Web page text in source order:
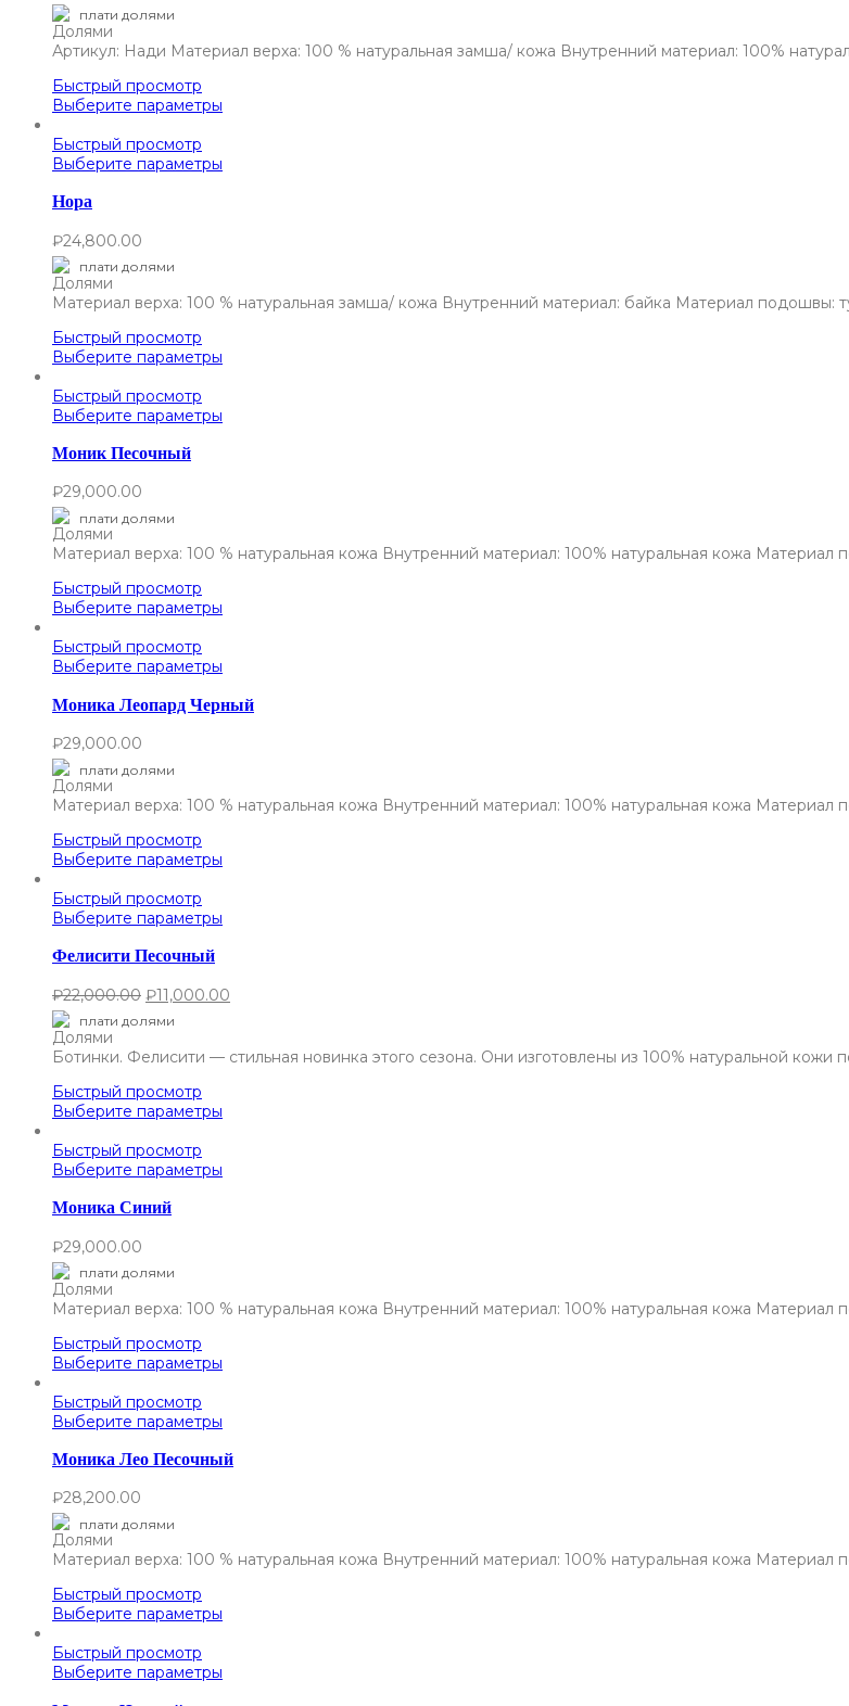
плати долями
Артикул: Нади Материал верха: 100 % натуральная замша/ кожа Внутренний материал: 100%
Быстрый просмотр
Выберите параметры
Быстрый просмотр
Выберите параметры
Нора
₽24,800.00
плати долями
Материал верха: 100 % натуральная замша/ кожа Внутренний материал: байка Материал подошвы:
Быстрый просмотр
Выберите параметры
Быстрый просмотр
Выберите параметры
Моник Песочный
₽29,000.00
плати долями
Материал верха: 100 % натуральная кожа Внутренний материал: 100% натуральная кожа
Быстрый просмотр
Выберите параметры
Быстрый просмотр
Выберите параметры
Моника Леопард Черный
₽29,000.00
плати долями
Материал верха: 100 % натуральная кожа Внутренний материал: 100% натуральная кожа
Быстрый просмотр
Выберите параметры
Быстрый просмотр
Выберите параметры
Фелисити Песочный
₽22,000.00 ₽11,000.00
плати долями
Ботинки. Фелисити — стильная новинка этого сезона. Они изготовлены из 100% натуральной кожи
Быстрый просмотр
Выберите параметры
Быстрый просмотр
Выберите параметры
Моника Синий
₽29,000.00
плати долями
Материал верха: 100 % натуральная кожа Внутренний материал: 100% натуральная кожа
Быстрый просмотр
Выберите параметры
Быстрый просмотр
Выберите параметры
Моника Лео Песочный
₽28,200.00
плати долями
Материал верха: 100 % натуральная кожа Внутренний материал: 100% натуральная кожа
Быстрый просмотр
Выберите параметры
Быстрый просмотр
Выберите параметры